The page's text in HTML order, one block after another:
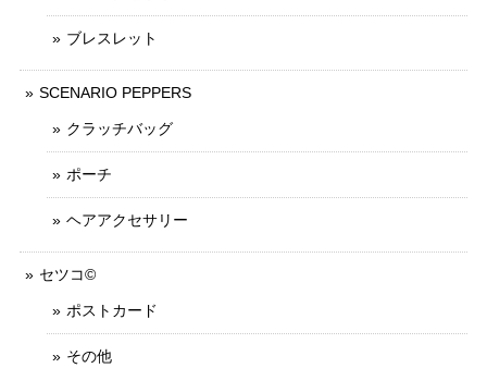
ブレスレット
SCENARIO PEPPERS
クラッチバッグ
ポーチ
ヘアアクセサリー
セツコ©
ポストカード
その他